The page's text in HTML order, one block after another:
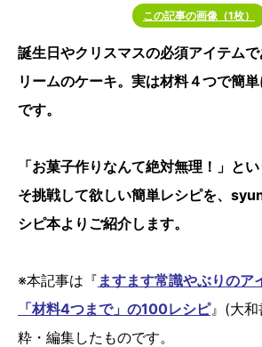
この記事の画像（1枚）
誕生日やクリスマスの必須アイテム
リームのケーキ。実は材料４つで簡
です。
「お菓子作りなんて絶対無理！」と
そ挑戦して欲しい簡単レシピを、
シピ本よりご紹介します。
※本記事は『 ますます常識やぶりのア
「材料4つまで」の100レシピ』(大和
粋・編集したものです。